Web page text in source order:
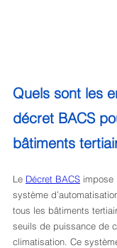
Quels sont les
décret BACS
bâtiments
Le Décret BACS impose
système
tous les bâtiments
seuils de puissance de
climatisation. Ce